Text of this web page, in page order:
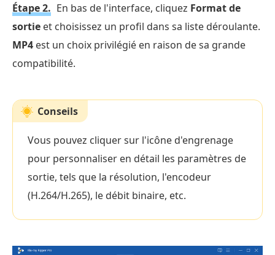
Étape 2. En bas de l'interface, cliquez Format de
sortie et choisissez un profil dans sa liste déroulante.
MP4 est un choix privilégié en raison de sa grande
compatibilité.
Conseils
Vous pouvez cliquer sur l'icône d'engrenage
pour personnaliser en détail les paramètres de
sortie, tels que la résolution, l'encodeur
(H.264/H.265), le débit binaire, etc.